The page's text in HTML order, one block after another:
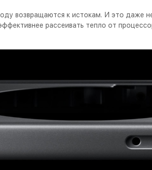
возвращаются к истокам. И это даже
рассеивать тепло от